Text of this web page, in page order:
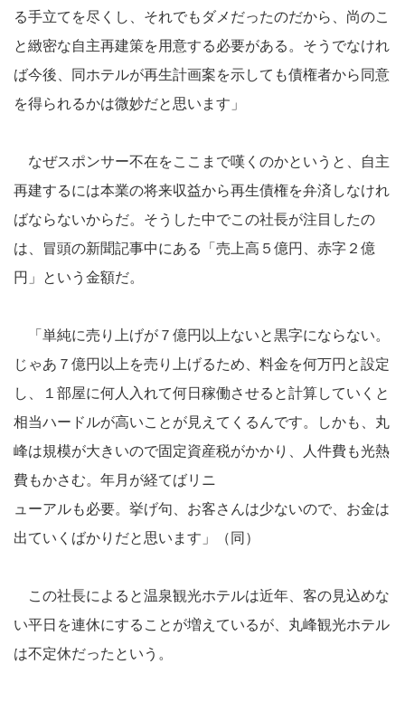
る手立てを尽くし、それでもダメだったのだから、尚のこ
と緻密な自主再建策を用意する必要がある。そうでなけれ
ば今後、同ホテルが再生計画案を示しても債権者から同意
を得られるかは微妙だと思います」
なぜスポンサー不在をここまで嘆くのかというと、自主
再建するには本業の将来収益から再生債権を弁済しなけれ
ばならないからだ。そうした中でこの社長が注目したの
は、冒頭の新聞記事中にある「売上高５億円、赤字２億
円」という金額だ。
「単純に売り上げが７億円以上ないと黒字にならない。
じゃあ７億円以上を売り上げるため、料金を何万円と設定
し、１部屋に何人入れて何日稼働させると計算していくと
相当ハードルが高いことが見えてくるんです。しかも、丸
峰は規模が大きいので固定資産税がかかり、人件費も光熱
費もかさむ。年月が経てばリニ
ューアルも必要。挙げ句、お客さんは少ないので、お金は
出ていくばかりだと思います」（同）
この社長によると温泉観光ホテルは近年、客の見込めな
い平日を連休にすることが増えているが、丸峰観光ホテル
は不定休だったという。